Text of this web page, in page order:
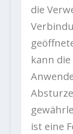
die
kann
ist eine